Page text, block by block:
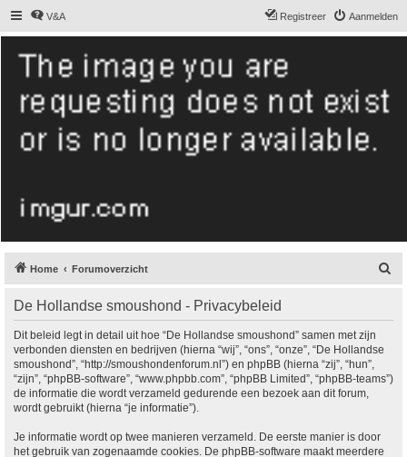
V&A Aanmelden
Registreer
De Hollandse
smoushond
Het gezelligste smoushondenforum online
Home Forumoverzicht
De Hollandse smoushond - Privacybeleid
Dit beleid legt in detail uit hoe “De Hollandse smoushond” samen met zijn
verbonden diensten en bedrijven (hierna “wij”, “ons”, “onze”, “De Hollandse
smoushond”, “http://smoushondenforum.nl”) en phpBB (hierna “zij”, “hun”,
“zijn”, “phpBB-software”, “www.phpbb.com”, “phpBB Limited”, “phpBB-teams”)
de informatie die wordt verzameld gedurende een bezoek aan dit forum,
wordt gebruikt (hierna “je informatie”).
Je informatie wordt op twee manieren verzameld. De eerste manier is door
het gebruik van zogenaamde cookies. De phpBB-software maakt meerdere